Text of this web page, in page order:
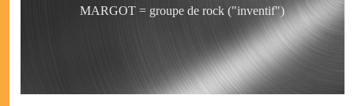
MARGOT = groupe de rock ("inventif")